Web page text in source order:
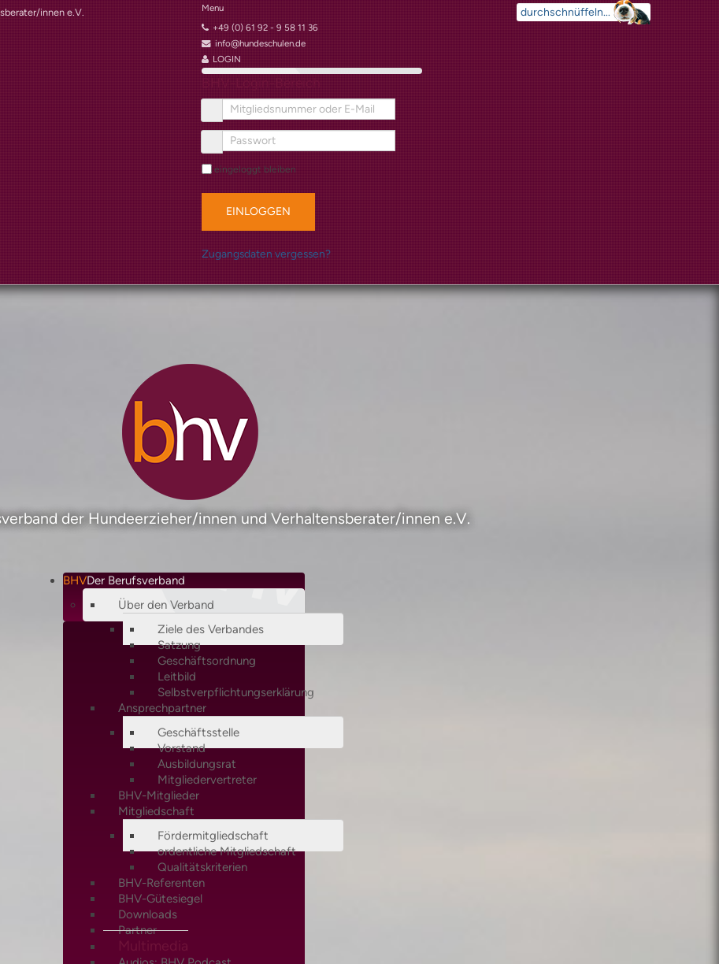
innen e.V.
Menu
+49 (0) 61 92 - 9 58 11 36
info@hundeschulen.de
LOGIN
eingeloggt bleiben
EINLOGGEN
Zugangsdaten vergessen?
Suchen
der Hundeerzieher/innen und Verhaltensberater/innen e.V.
BHVDer Berufsverband
Über den Verband
Ziele des Verbandes
Satzung
Geschäftsordnung
Leitbild
Selbstverpflichtungserklärung
Ansprechpartner
Geschäftsstelle
Vorstand
Ausbildungsrat
Mitgliedervertreter
BHV-Mitglieder
Mitgliedschaft
Fördermitgliedschaft
ordentliche Mitgliedschaft
Qualitätskriterien
BHV-Referenten
BHV-Gütesiegel
Downloads
Partner